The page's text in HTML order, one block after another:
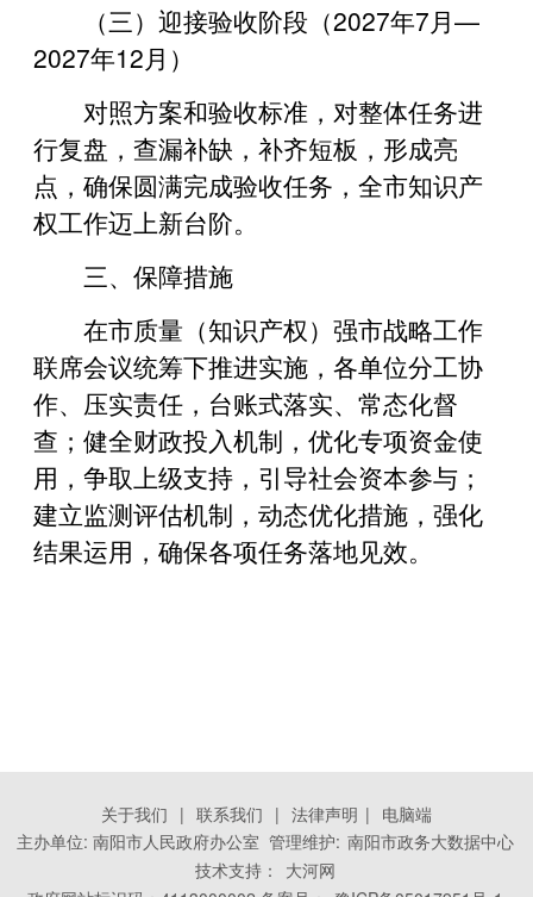
（三）迎接验收阶段（2027年7月—
2027年12月）
对照方案和验收标准，对整体任务进
行复盘，查漏补缺，补齐短板，形成亮
点，确保圆满完成验收任务，全市知识产
权工作迈上新台阶。
三、保障措施
在市质量（知识产权）强市战略工作
联席会议统筹下推进实施，各单位分工协
作、压实责任，台账式落实、常态化督
查；健全财政投入机制，优化专项资金使
用，争取上级支持，引导社会资本参与；
建立监测评估机制，动态优化措施，强化
结果运用，确保各项任务落地见效。
关于我们 | 联系我们 | 法律声明 | 电脑端
主办单位: 南阳市人民政府办公室 管理维护: 南阳市政务大数据中心
技术支持：
大河网